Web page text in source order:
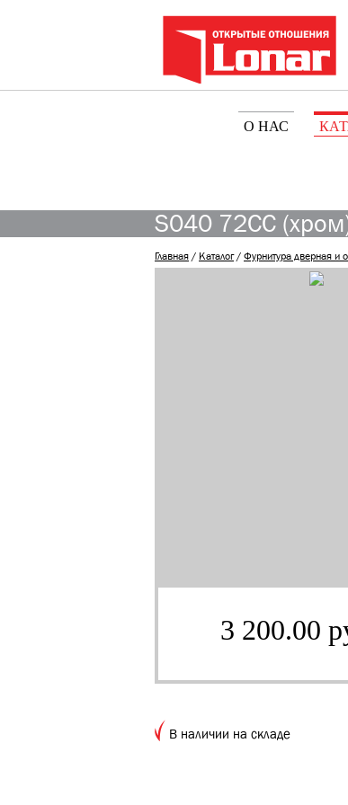
О НАС
S040 72CC
Главная/ Каталог/Фурнитура дверная и
3 200.00
В наличии на складе